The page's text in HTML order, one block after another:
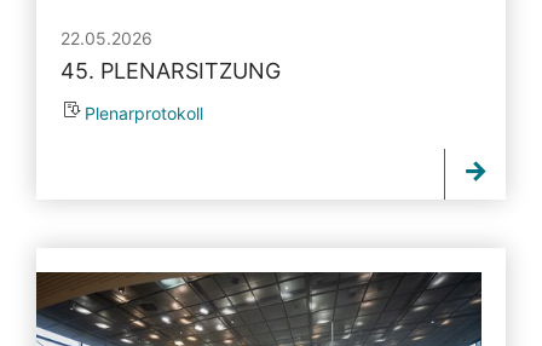
22.05.2026
45. PLENARSITZUNG
Plenarprotokoll